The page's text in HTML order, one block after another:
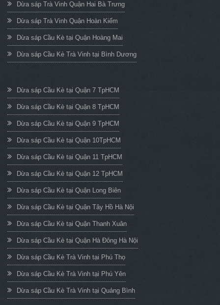
Dừa sáp Trà Vinh Quận Hai Bà Trưng
Dừa sáp Trà Vinh Quận Hoàn Kiếm
Dừa sáp Cầu Kè tại Quận Hoàng Mai
Dừa sáp Cầu Kè Trà Vinh tại Bình Dương
Dừa sáp Cầu Kè tại Quận 7 TpHCM
Dừa sáp Cầu Kè tại Quận 8 TpHCM
Dừa sáp Cầu Kè tại Quận 9 TpHCM
Dừa sáp Cầu Kè tại Quận 10TpHCM
Dừa sáp Cầu Kè tại Quận 11 TpHCM
Dừa sáp Cầu Kè tại Quận 12 TpHCM
Dừa sáp Cầu Kè tại Quận Long Biên
Dừa sáp Cầu Kè tại Quận Tây Hồ Hà Nội
Dừa sáp Cầu Kè tại Quận Thanh Xuân
Dừa sáp Cầu Kè tại Quận Hà Đông Hà Nội
Dừa sáp Cầu Kè Trà Vinh tại Phú Thọ
Dừa sáp Cầu Kè Trà Vinh tại Phú Yên
Dừa sáp Cầu Kè Trà Vinh tại Quảng Bình